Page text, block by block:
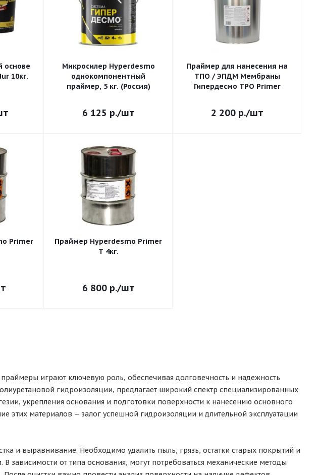
основе
10кг.
Микросилер Hyperdesmo
однокомпонентный
праймер, 5 кг. (Россия)
6 125 р./шт
Праймер для нанесения на
ТПО / ЭПДМ Мембраны
Гипердесмо TPO Primer
2 200р./шт
Primer
Праймер Hyperdesmo Primer
T 4кг.
6 800р./шт
играют ключевую роль, обеспечивая долговечность и надежность
гидроизоляции, предлагает широкий спектр специализированных
укрепления основания и подготовки поверхности к нанесению основного
материалов – залог успешной гидроизоляции и длительной эксплуатации
и выравнивание. Необходимо удалить пыль, грязь, остатки старых покрытий и
В зависимости от типа основания, могут потребоваться механические методы